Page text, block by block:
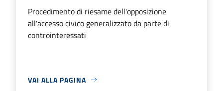
Procedimento di riesame dell'opposizione
all'accesso civico generalizzato da parte di
controinteressati
VAI ALLA PAGINA